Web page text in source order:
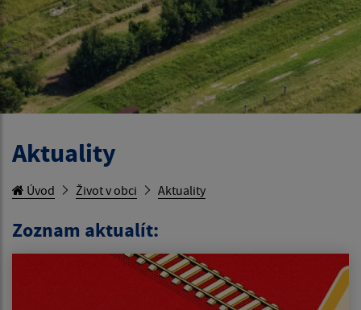
Aktuality
Úvod Život v obci Aktuality
Zoznam aktualít: